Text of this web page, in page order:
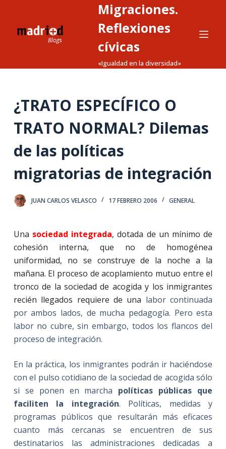
n
Migraciones.
Reflexiones
cívicas
«Igualdad en la diversidad»
¿TRATO ESPECÍFICO O
TRATO NORMAL? Dilemas
de las políticas
migratorias de integración
JUAN CARLOS VELASCO 17 FEBRERO 2006 GENERAL
Una sociedad integrada, dotada de un mínimo de
cohesión interna, que no de homogénea
uniformidad, no se construye de la noche a la
mañana. El proceso de acoplamiento mutuo entre el
tronco de la sociedad de acogida y los inmigrantes
recién llegados requiere de una labor continuada
por ambos lados, de mucha pedagogía. Pero esta
labor no cubre, sin embargo, todos los flancos del
proceso de integración.
En la práctica, los inmigrantes podrán ir haciéndose
con el pulso cotidiano de la sociedad de acogida sólo
si se ponen en marcha políticas públicas que
faciliten la integración. Políticas, medidas y
programas públicos que resultarán más eficaces
cuanto más cercanas se encuentren de sus
destinatarios las administraciones dedicadas a